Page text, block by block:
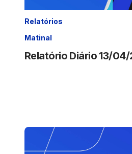
Relatórios
Matinal
Relatório Diário 13/